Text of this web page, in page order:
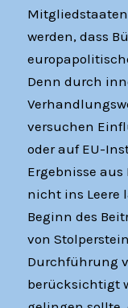
werden, dass
Denn durch
versuchen
oder auf EU-
Ergebnisse
nicht ins Leere
Beginn des
von
Durchführung
berücksichtigt